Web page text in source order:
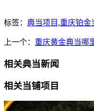
标签： 典当项目 ,重庆铂金
上一个： 重庆黄金典当哪
相关典当新闻
相关当铺项目